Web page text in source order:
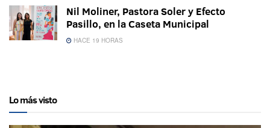
Nil Moliner, Pastora Soler y Efecto
Pasillo, en la Caseta Municipal
HACE 19 HORAS
Lo más visto